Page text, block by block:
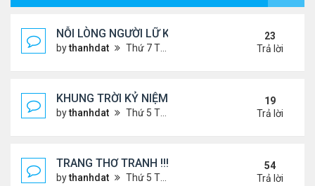
NỖI LÒNG NGƯỜI LỮ KHÁCH !!!
bythanhdat Thứ 7 Tháng 6 29, 2024 5:28 pm
23
Trả lời
KHUNG TRỜI KỶ NIỆM !
bythanhdat Thứ 5 Tháng 6 27, 2024 9:56 am
19
Trả lời
TRANG THƠ TRANH !!!
bythanhdat Thứ 5 Tháng 6 27, 2024 3:38 pm
54
Trả lời